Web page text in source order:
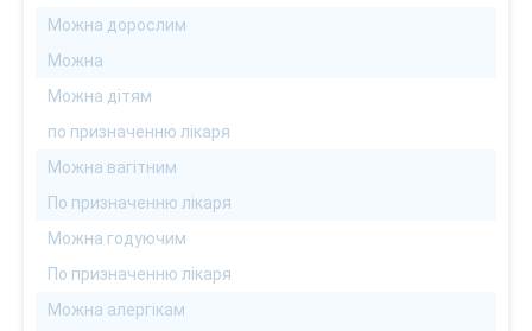
Можна дорослим
Можна
Можна дітям
по призначенню лікаря
Можна вагітним
По призначенню лікаря
Можна годуючим
По призначенню лікаря
Можна алергікам